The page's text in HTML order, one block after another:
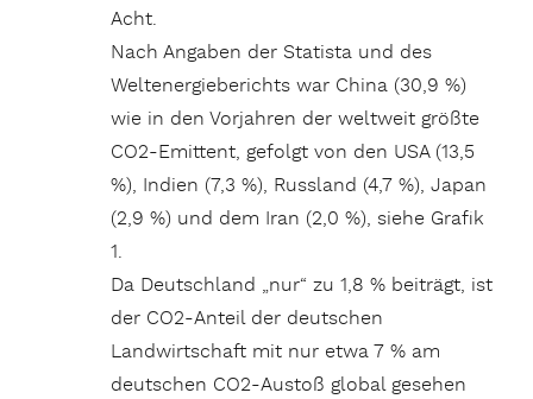
Acht.
Nach Angaben der Statista und des
Weltenergieberichts war China (30,9 %)
wie in den Vorjahren der weltweit größte
CO2-Emittent, gefolgt von den USA (13,5
%), Indien (7,3 %), Russland (4,7 %), Japan
(2,9 %) und dem Iran (2,0 %), siehe Grafik
1.
Da Deutschland „nur“ zu 1,8 % beiträgt, ist
der CO2-Anteil der deutschen
Landwirtschaft mit nur etwa 7 % am
deutschen CO2-Austoß global gesehen